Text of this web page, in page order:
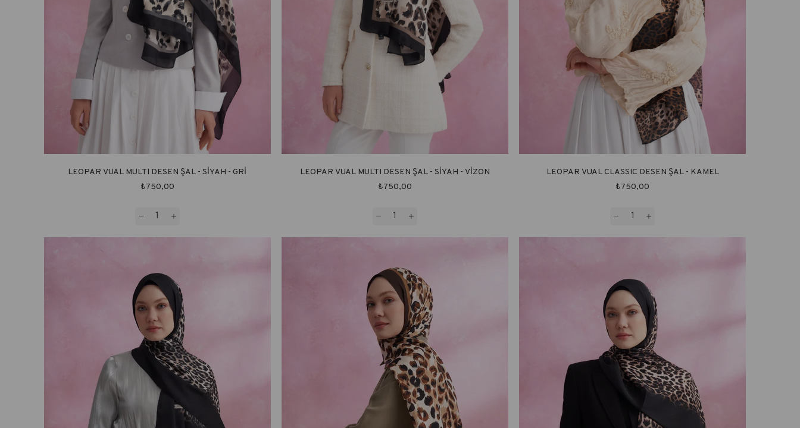
LEOPAR VUAL MULTI DESEN ŞAL - SİYAH - GRİ
₺750,00
LEOPAR VUAL MULTI DESEN ŞAL - SİYAH - VİZON
₺750,00
LEOPAR VUAL CLASSIC DESEN ŞAL - KAMEL
₺750,00